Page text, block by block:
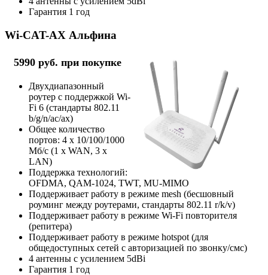
Гарантия 1 год
Wi-CAT-AX Альфина
5990 руб. при покупке
Двухдиапазонный
роутер с поддержкой Wi-
Fi 6 (стандарты 802.11
b/g/n/ac/ax)
Общее количество
портов: 4 х 10/100/1000
Мб/с (1 x WAN, 3 x
LAN)
Поддержка технологий:
OFDMA, QAM-1024, TWT, MU-MIMO
Поддерживает работу в режиме mesh (бесшовный
роуминг между роутерами, стандарты 802.11 r/k/v)
Поддерживает работу в режиме Wi-Fi повторителя
(репитера)
Поддерживает работу в режиме hotspot (для
общедоступных сетей с авторизацией по звонку/смс)
4 антенны с усилением 5dBi
Гарантия 1 год